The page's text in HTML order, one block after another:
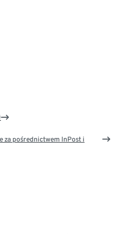
za pośrednictwem InPost i